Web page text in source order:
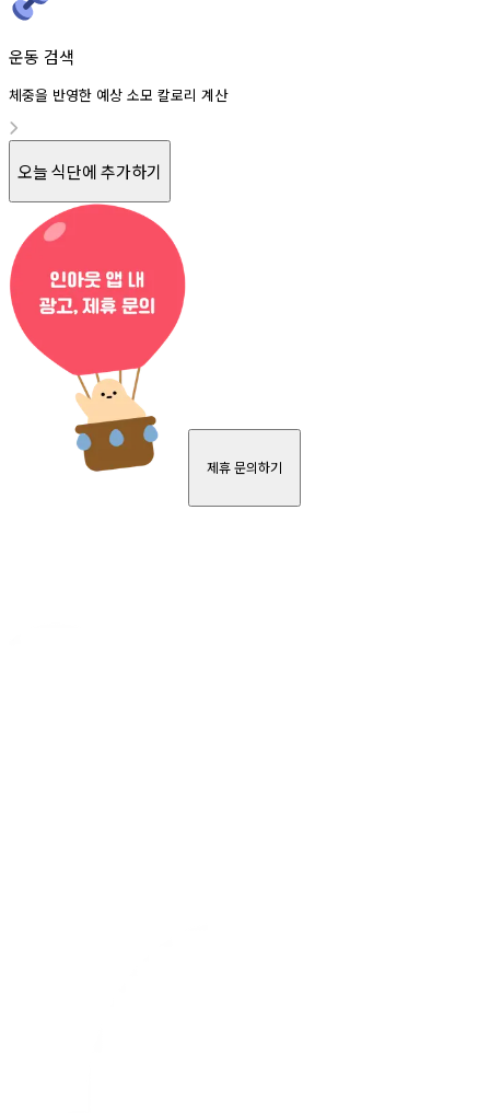
운동 검색
체중을 반영한 예상 소모 칼로리 계산
오늘 식단에 추가하기
제휴 문의하기